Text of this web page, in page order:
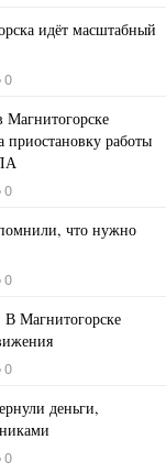
идёт масштабный
0
Магнитогорске
приостановку работы
0
что нужно
0
В Магнитогорске
0
деньги,
0